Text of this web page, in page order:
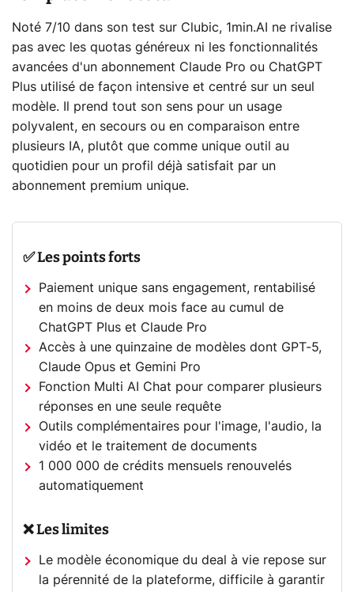
Noté 7/10 dans son test sur Clubic, 1min.AI ne rivalise
pas avec les quotas généreux ni les fonctionnalités
avancées d'un abonnement Claude Pro ou ChatGPT
Plus utilisé de façon intensive et centré sur un seul
modèle. Il prend tout son sens pour un usage
polyvalent, en secours ou en comparaison entre
plusieurs IA, plutôt que comme unique outil au
quotidien pour un profil déjà satisfait par un
abonnement premium unique.
✅ Les points forts
Paiement unique sans engagement, rentabilisé
en moins de deux mois face au cumul de
ChatGPT Plus et Claude Pro
Accès à une quinzaine de modèles dont GPT-5,
Claude Opus et Gemini Pro
Fonction Multi AI Chat pour comparer plusieurs
réponses en une seule requête
Outils complémentaires pour l'image, l'audio, la
vidéo et le traitement de documents
1 000 000 de crédits mensuels renouvelés
automatiquement
❌ Les limites
Le modèle économique du deal à vie repose sur
la pérennité de la plateforme, difficile à garantir